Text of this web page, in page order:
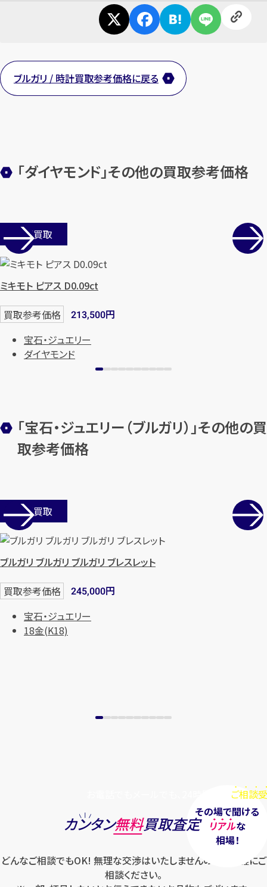
最短1分！今すぐ査定金額をお伝えいた
ブルガリ / 時計買取参考価格に戻る
「ダイヤモンド」その他の買取参考価格
店舗買取
ミキモト ピアス D0.09ct
買取参考価格 213,500円
宝石・ジュエリー
ダイヤモンド
「宝石・ジュエリー（ブルガリ）」その他の買
取参考価格
店舗買取
ブルガリ ブルガリ ブルガリ ブレスレット
買取参考価格 245,000円
宝石・ジュエリー
18金(K18)
ご相談
その場で聞ける
リアルな
相場！
カンタン無料買取査定
どんなご相談でもOK! 無理な交渉はいたしませんのでお気軽にご
相談ください。